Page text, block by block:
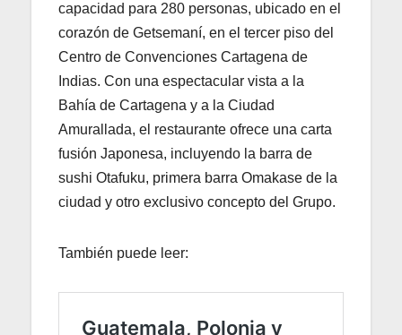
capacidad para 280 personas, ubicado en el
corazón de Getsemaní, en el tercer piso del
Centro de Convenciones Cartagena de
Indias. Con una espectacular vista a la
Bahía de Cartagena y a la Ciudad
Amurallada, el restaurante ofrece una carta
fusión Japonesa, incluyendo la barra de
sushi Otafuku, primera barra Omakase de la
ciudad y otro exclusivo concepto del Grupo.
También puede leer: